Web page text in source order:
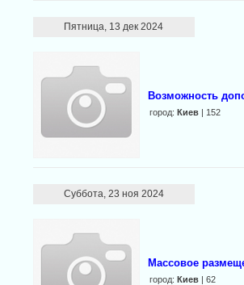
Пятница, 13 дек 2024
Возможность
город: Киев| 152
Суббота, 23 ноя 2024
Массовое
город: Киев| 62